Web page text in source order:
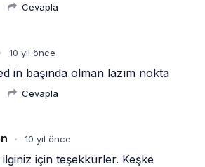
Cevapla
• 10 yıl önce
in başında olman lazım nokta
Cevapla
• 10 yıl önce
için teşekkürler. Keşke